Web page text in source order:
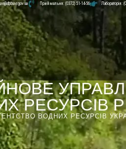
Лабораторія:
Приймальня: (0372) 51-14-56
РЕСУРСІВ
ВОДНИХ РЕСУРСІВ